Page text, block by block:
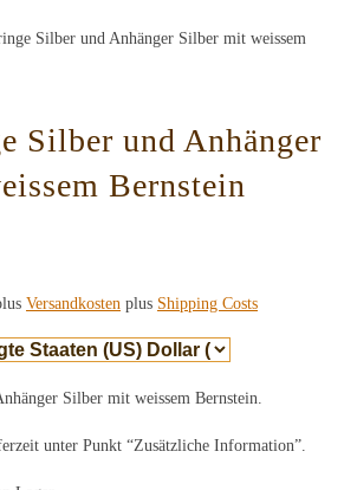
Silber und Anhänger Silber mit weissem
Silber und Anhänger
Bernstein
Versandkosten plus Shipping Costs
Silber mit weissem Bernstein.
unter Punkt “Zusätzliche Information”.